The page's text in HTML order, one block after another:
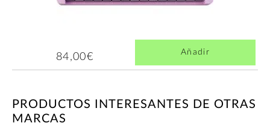
84,00€ Añadir
PRODUCTOS INTERESANTES DE OTRAS
MARCAS